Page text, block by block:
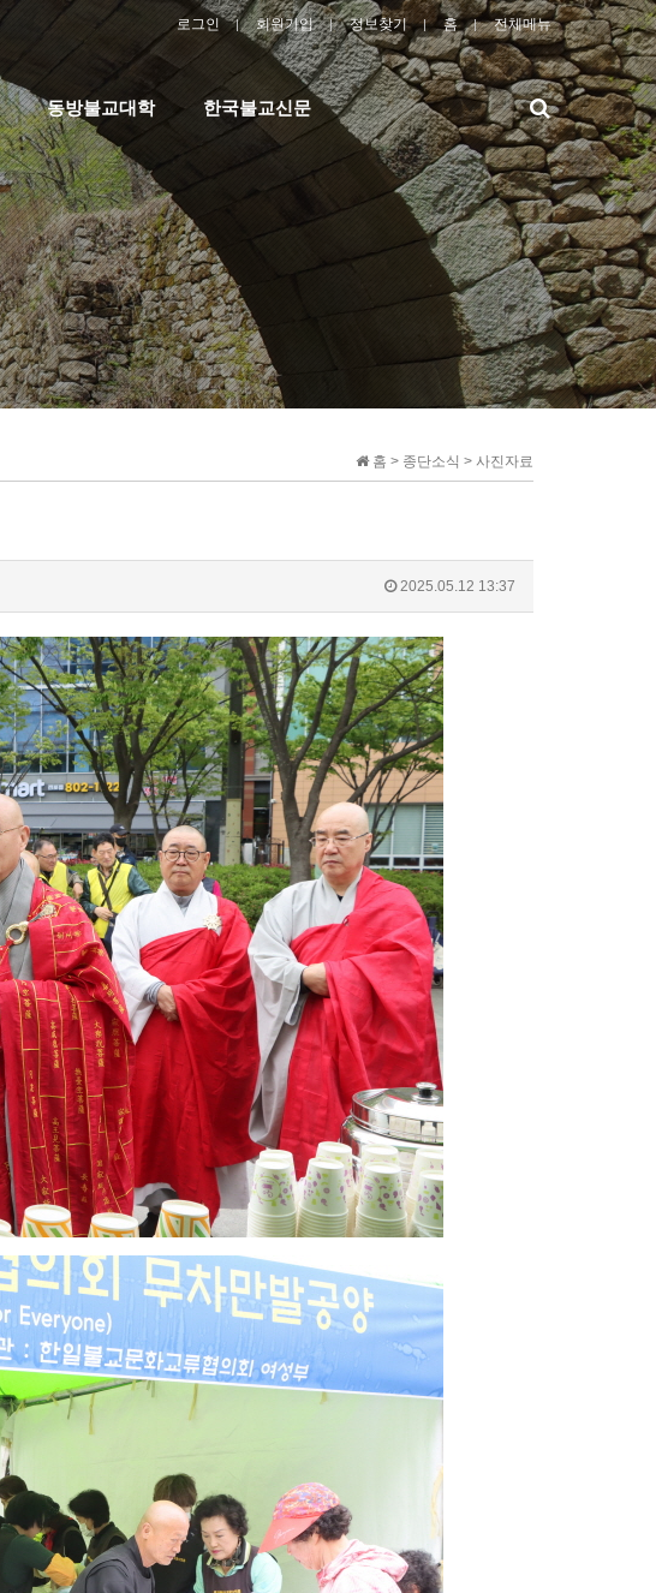
로그인 회원가입 정보찾기 홈 전체메뉴
동방불교대학 한국불교신문
검
색
홈 > 종단소식 > 사진자료
2025.05.12 13:37